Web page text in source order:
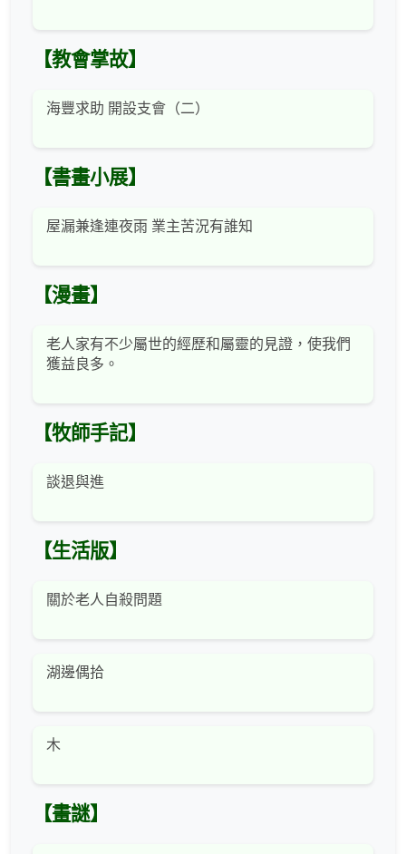
【教會掌故】
海豐求助 開設支會（二）
【書畫小展】
屋漏兼逢連夜雨 業主苦況有誰知
【漫畫】
老人家有不少屬世的經歷和屬靈的見證，使我們
獲益良多。
【牧師手記】
談退與進
【生活版】
關於老人自殺問題
湖邊偶拾
木
【畫謎】